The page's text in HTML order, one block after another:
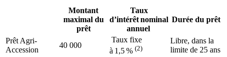
Montant
maximal du
prêt
Taux
d’intérêt nominal
annuel
Durée du prêt
Prêt Agri-
Accession
40 000
Taux fixe
à 1,5 % (2)
Libre, dans la
limite de 25 ans